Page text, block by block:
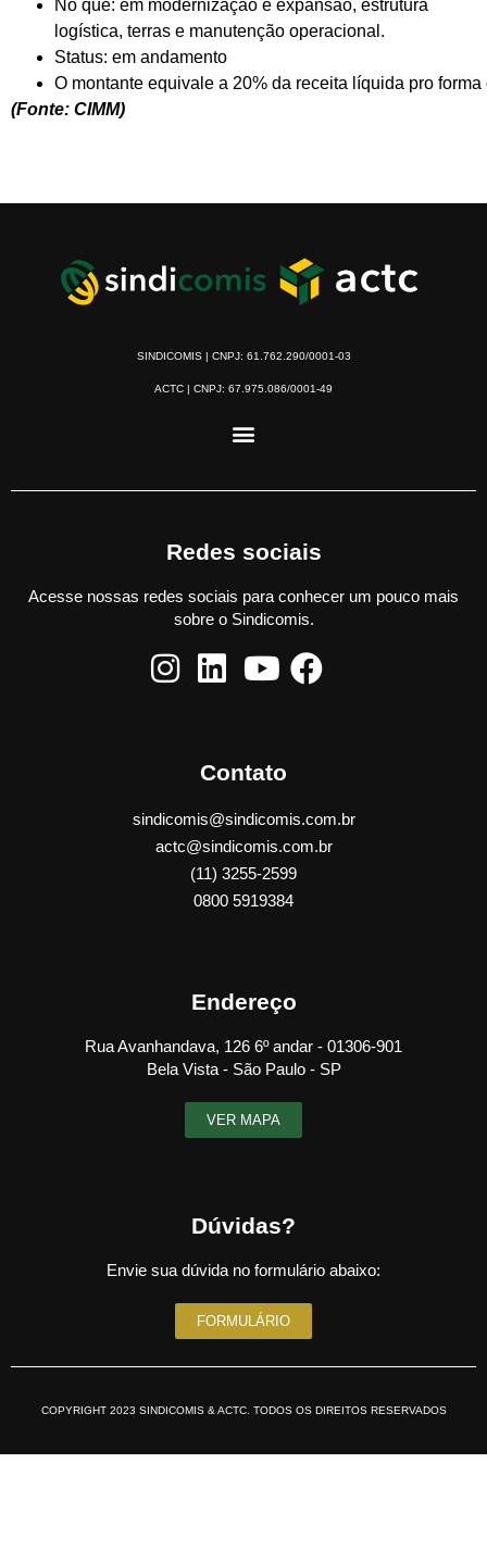
No quê: em modernização e expansão, estrutura
logística, terras e manutenção operacional.
Status: em andamento
O montante equivale a 20% da receita líquida pro
(Fonte: CIMM)
SINDICOMIS | CNPJ: 61.762.290/0001-03
ACTC | CNPJ: 67.975.086/0001-49
Redes sociais
Acesse nossas redes sociais para conhecer um pouco mais
sobre o Sindicomis.
Contato
sindicomis@sindicomis.com.br
actc@sindicomis.com.br
(11) 3255-2599
0800 5919384
Endereço
Rua Avanhandava, 126 6º andar - 01306-901
Bela Vista - São Paulo - SP
VER MAPA
Dúvidas?
Envie sua dúvida no formulário abaixo:
FORMULÁRIO
COPYRIGHT 2023 SINDICOMIS & ACTC. TODOS OS DIREITOS RESERVADOS